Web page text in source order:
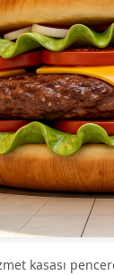
kasası